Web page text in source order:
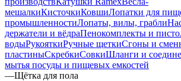
мешалкиКисточкиКовшиЛопатки для
промышленностиЛопаты, вилы, грабли
держатели и вёдраПенокомплекты и
водыРукояткиРучные щеткиСгоны и
пластиныСкребкиСовкиШланги и
мытья посуды и пищевых емкостей
—Щётка для пола